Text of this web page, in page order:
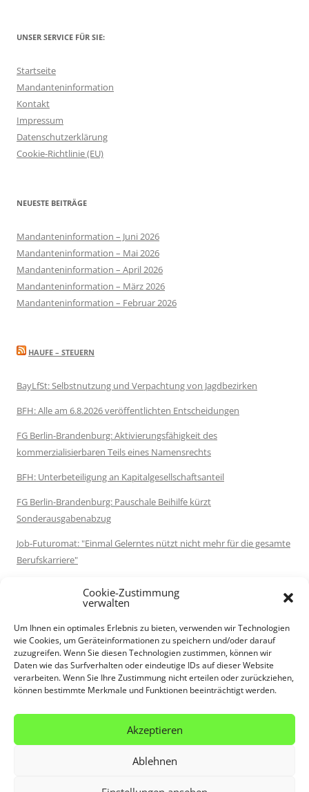
Cookie-Zustimmung
verwalten
Um Ihnen ein optimales Erlebnis zu bieten, verwenden wir Technologien
wie Cookies, um Geräteinformationen zu speichern und/oder darauf
zuzugreifen. Wenn Sie diesen Technologien zustimmen, können wir
Daten wie das Surfverhalten oder eindeutige IDs auf dieser Website
verarbeiten. Wenn Sie Ihre Zustimmung nicht erteilen oder zurückziehen,
können bestimmte Merkmale und Funktionen beeinträchtigt werden.
Akzeptieren
Ablehnen
UNSER SERVICE FÜR SIE:
Startseite
Mandanteninformation
Kontakt
Impressum
Datenschutzerklärung
Cookie-Richtlinie (EU)
NEUESTE BEITRÄGE
Mandanteninformation – Juni 2026
Mandanteninformation – Mai 2026
Mandanteninformation – April 2026
Mandanteninformation – März 2026
Mandanteninformation – Februar 2026
HAUFE – STEUERN
BayLfSt: Selbstnutzung und Verpachtung von Jagdbezirken
BFH: Alle am 6.8.2026 veröffentlichten Entscheidungen
FG Berlin-Brandenburg: Aktivierungsfähigkeit des
kommerzialisierbaren Teils eines Namensrechts
BFH: Unterbeteiligung an Kapitalgesellschaftsanteil
FG Berlin-Brandenburg: Pauschale Beihilfe kürzt
Sonderausgabenabzug
Job-Futuromat: "Einmal Gelerntes nützt nicht mehr für die gesamte
Berufskarriere"
einkommensteuerpflichtig
Serie: Schlussabrechnungen der Coronahilfen: Schlussabrechnung
versäumt: VG Düsseldorf bestätigt volle Rückforderung
FinMin Mecklenburg-Vorpommern: Umsatzsteuer bei
Krankenfahrten durch Taxi- und Mietwagenunternehmer